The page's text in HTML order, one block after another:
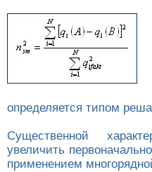
определяется типом
Существенной
увеличить
применением